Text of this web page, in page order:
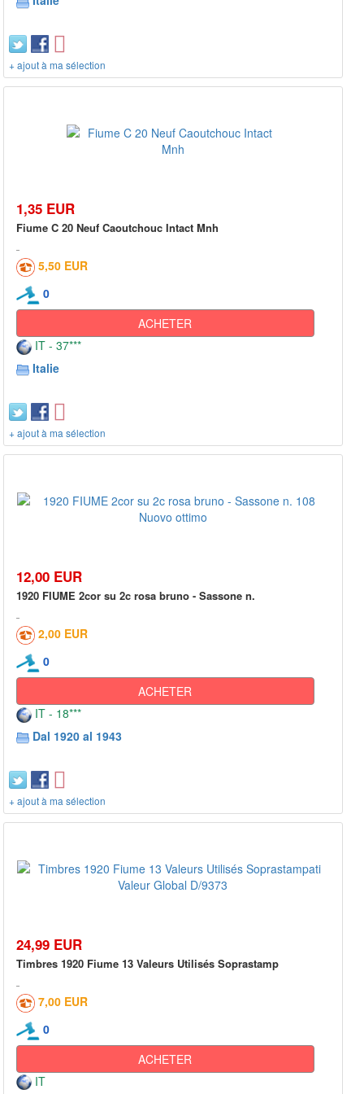
+ ajout à ma sélection
1,35 EUR
Fiume C 20 Neuf Caoutchouc Intact Mnh
5,50 EUR
0
ACHETER
IT - 37***
Italie
+ ajout à ma sélection
12,00 EUR
1920 FIUME 2cor su 2c rosa bruno - Sassone n.
2,00 EUR
0
ACHETER
IT - 18***
Dal 1920 al 1943
+ ajout à ma sélection
24,99 EUR
Timbres 1920 Fiume 13 Valeurs Utilisés Soprastamp
7,00 EUR
0
ACHETER
IT